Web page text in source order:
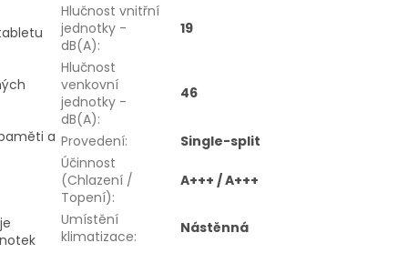
a
Hlučnost vnitřní
jednotky -
dB(A):
19
Hlučnost
venkovní
jednotky -
dB(A):
46
Provedení:
Single-split
Účinnost
(Chlazení /
Topení):
A+++ / A+++
Umístění
klimatizace:
Nástěnná